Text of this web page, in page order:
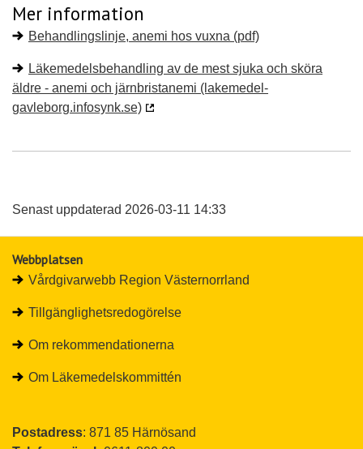
Mer information
Behandlingslinje, anemi hos vuxna (pdf)
Läkemedelsbehandling av de mest sjuka och sköra
äldre - anemi och järnbristanemi (lakemedel-
gavleborg.infosynk.se)
Senast uppdaterad 2026-03-11 14:33
Webbplatsen
Vårdgivarwebb Region Västernorrland
Tillgänglighetsredogörelse
Om rekommendationerna
Om Läkemedelskommittén
Postadress: 871 85 Härnösand